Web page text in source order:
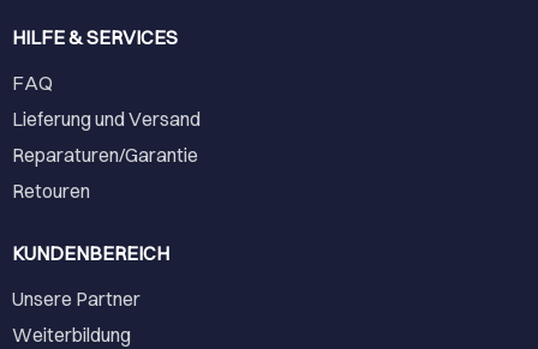
HILFE & SERVICES
FAQ
Lieferung und Versand
Reparaturen/Garantie
Retouren
KUNDENBEREICH
Unsere Partner
Weiterbildung